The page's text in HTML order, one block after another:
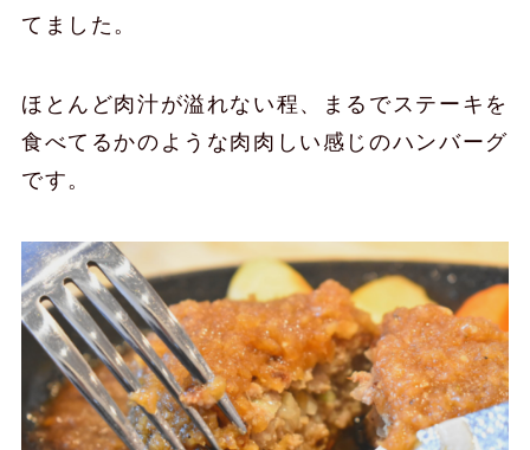
てました。
ほとんど肉汁が溢れない程、まるでステーキを
食べてるかのような肉肉しい感じのハンバーグ
です。